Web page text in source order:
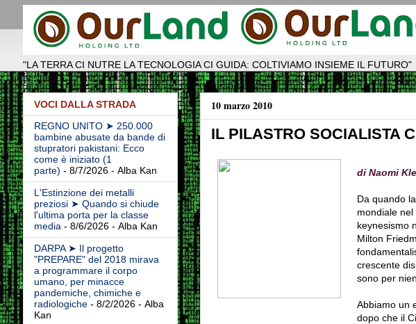
"LA TERRA CI NUTRE LA TECNOLOGIA CI GUIDA: COLTIVIAMO INSIEME IL FUTURO"
10 marzo 2010
IL PILASTRO SOCIALISTA
di Naomi
Da quando
mondiale
keynesismo
Milton
crescente
sono per
Abbiamo un
dopo che il
VOCI DALLA STRADA
REGNO UNITO ➤ 250.000
bambine abusate da bande di
stupratori pakistani: Ecco
come è iniziato (1
parte) - 8/7/2026- Alba Kan
L'Estinzione dei metalli
preziosi ➤ Quando si chiude
l'ultima porta per la classe
media - 8/6/2026- Alba Kan
DARPA ➤ Il progetto
"PREPARE" del 2018 mirava
a programmare il corpo
umano, per minacce
pandemiche, chimiche e
radiologiche- 8/2/2026- Alba
Kan